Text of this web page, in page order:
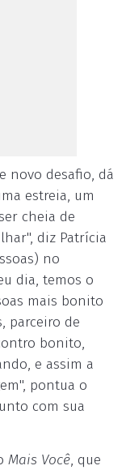
novo desafio, dá
estreia, um
cheia de
diz Patrícia
no
dia, temos o
mais bonito
parceiro de
bonito,
e assim a
pontua o
com sua
Mais Você, que